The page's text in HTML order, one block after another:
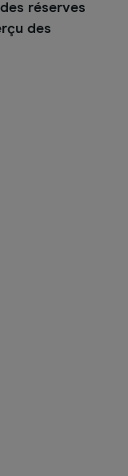
réserves
des